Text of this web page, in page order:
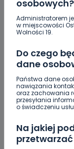
osobowych?
Administratorem
w miejscowości
Wolności 19.
Do czego
dane
Państwa dane
nawiązania
oraz zachowania
przesyłania
o świadczeniu
Na jakiej
Podpis